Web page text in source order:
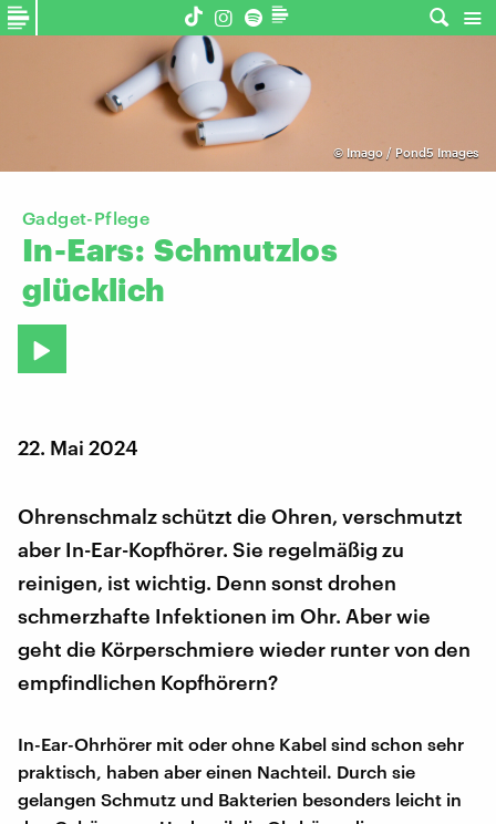
© Imago / Pond5 Images
Gadget-Pflege
In-Ears: Schmutzlos
glücklich
22. Mai 2024
Ohrenschmalz schützt die Ohren, verschmutzt
aber In-Ear-Kopfhörer. Sie regelmäßig zu
reinigen, ist wichtig. Denn sonst drohen
schmerzhafte Infektionen im Ohr. Aber wie
geht die Körperschmiere wieder runter von den
empfindlichen Kopfhörern?
In-Ear-Ohrhörer mit oder ohne Kabel sind schon sehr
praktisch, haben aber einen Nachteil. Durch sie
gelangen Schmutz und Bakterien besonders leicht in